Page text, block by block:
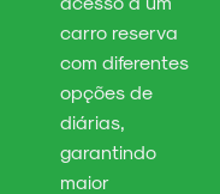
carro reserva
com diferentes
opções de
diárias,
garantindo
maior